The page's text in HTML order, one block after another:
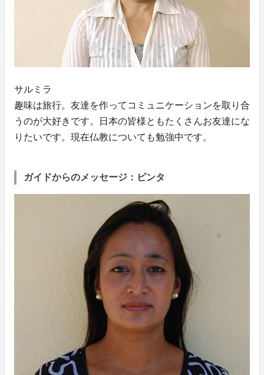
サルミラ
趣味は旅行。友達を作ってコミュニケーションを取り合
うのが大好きです。日本の皆様ともたくさんお友達にな
りたいです。現在仏教についても勉強中です。
ガイドからのメッセージ：ビンタ